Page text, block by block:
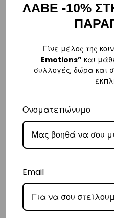
– Η συνεργαζόμενη εταιρεία
αναλάβει την παράδοσή σας.
– Οι χρόνοι παράδοσης συνήθως
Ελλάδα με extra χρέωση €2.
Κύπρος
– Τα έξοδα αποστολής για Κύπρο
– Οι χρόνοι παράδοσης
ημέρες.
ΛΑΒΕ -10%
Γίνε μέλος της
Emotions” και
συλλογές, δώρα και
Ονοματεπώνυμο
Email